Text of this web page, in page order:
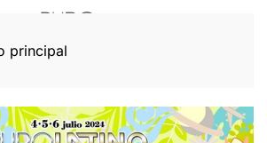
principal